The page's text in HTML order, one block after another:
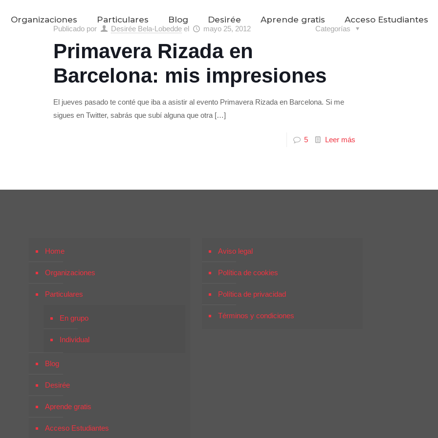
Organizaciones Particulares Blog Desirée Aprende gratis Acceso Estudiantes
Publicado por Desirée Bela-Lobedde el mayo 25, 2012 Categorías
Primavera Rizada en
Barcelona: mis impresiones
El jueves pasado te conté que iba a asistir al evento Primavera Rizada en Barcelona. Si me
sigues en Twitter, sabrás que subí alguna que otra […]
5 Leer más
Home
Organizaciones
Particulares
En grupo
Individual
Blog
Desirée
Aprende gratis
Acceso Estudiantes
Aviso legal
Política de cookies
Política de privacidad
Términos y condiciones